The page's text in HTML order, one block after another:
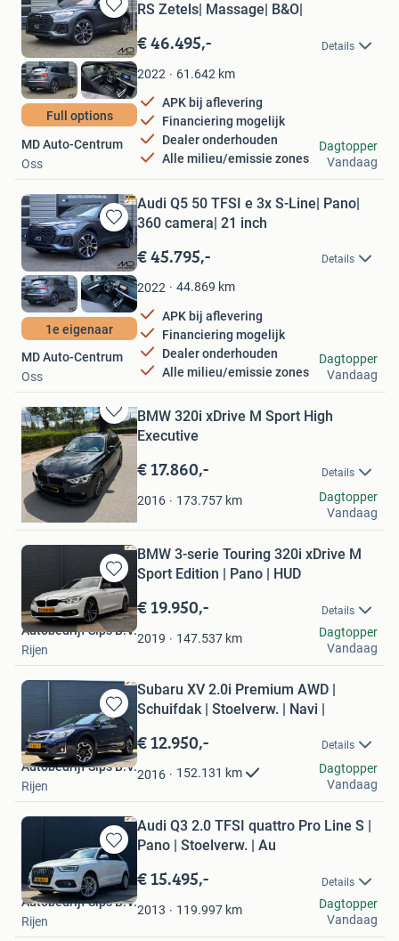
Bewaren
in
Mijn
Favorieten
Full options
RS Zetels| Massage| B&O|
€ 46.495,- Details
2022 61.642 km
APK bij aflevering
Financiering mogelijk
Dealer onderhouden
Alle milieu/emissie zones
MD Auto-Centrum
Oss
Dagtopper
Vandaag
Bewaren
in
Mijn
Favorieten
1e eigenaar
Audi Q5 50 TFSI e 3x S-Line| Pano|
360 camera| 21 inch
€ 45.795,- Details
2022 44.869 km
APK bij aflevering
Financiering mogelijk
Dealer onderhouden
Alle milieu/emissie zones
MD Auto-Centrum
Oss
Dagtopper
Vandaag
Bewaren
in
Mijn
Favorieten
BMW 320i xDrive M Sport High
Executive
€ 17.860,- Details
2016 173.757 km
Carla
Scherpenzeel
Dagtopper
Vandaag
Bewaren
in
Mijn
Favorieten
BMW 3-serie Touring 320i xDrive M
Sport Edition | Pano | HUD
€ 19.950,- Details
2019 147.537 km
Autobedrijf Sips B.V.
Rijen
Dagtopper
Vandaag
Bewaren
Mijn
Favorieten
Subaru XV 2.0i Premium AWD |
Schuifdak | Stoelverw. | Navi |
€ 12.950,- Details
2016 152.131 km
Autobedrijf Sips B.V.
Rijen
Dagtopper
Vandaag
Bewaren
in
Mijn
Favorieten
Audi Q3 2.0 TFSI quattro Pro Line S |
Pano | Stoelverw. | Au
€ 15.495,- Details
2013 119.997 km
Autobedrijf Sips B.V.
Rijen
Dagtopper
Vandaag